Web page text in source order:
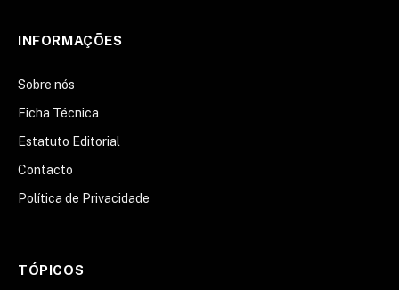
INFORMAÇÕES
Sobre nós
Ficha Técnica
Estatuto Editorial
Contacto
Política de Privacidade
TÓPICOS